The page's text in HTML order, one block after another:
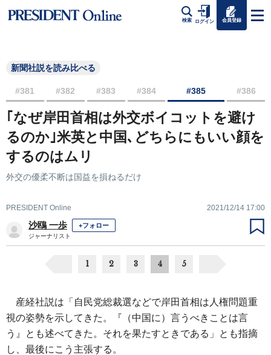
検索 ログイン 会員登録
新聞社説を読み比べる
#381 #382 #383 #384 #385 #386
｢なぜ岸田首相は外交ボイコットを避け
るのか｣米英と中国､どちらにもいい顔を
するのはムリ
外交の優柔不断は国益を損ねるだけ
PRESIDENT Online 2021/12/14 17:00
沙鴎 一歩 +フォロー
ジャーナリスト
1 2 3 4 5
産経社説は「自民党総裁選などで岸田首相は人権問題重
視の姿勢を示してきた。『（中国に）言うべきことは言
う』とも述べてきた。それを果たすときである」とも指摘
し、最後にこう主張する。